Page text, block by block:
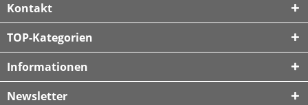
Kontakt
TOP-Kategorien
Informationen
Newsletter